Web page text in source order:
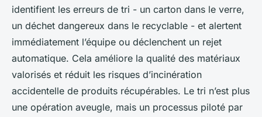
identifient les erreurs de tri - un carton dans le verre,
un déchet dangereux dans le recyclable - et alertent
immédiatement l’équipe ou déclenchent un rejet
automatique. Cela améliore la qualité des matériaux
valorisés et réduit les risques d’incinération
accidentelle de produits récupérables. Le tri n’est plus
une opération aveugle, mais un processus piloté par